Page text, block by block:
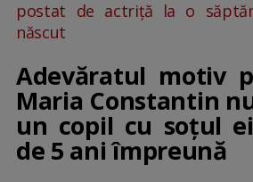
postat de actriță la o
născut
Adevăratul motiv
Maria Constantin
un copil cu soțul
de 5 ani împreună